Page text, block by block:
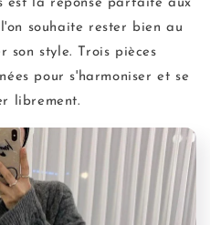
est la réponse parfaite aux
souhaite rester bien au
son style. Trois pièces
pour s'harmoniser et se
librement.